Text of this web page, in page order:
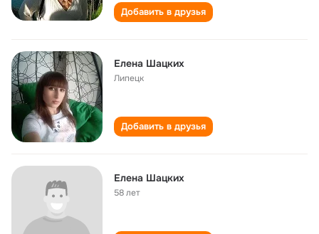
Добавить в друзья
Елена Шацких
Липецк
Добавить в друзья
Елена Шацких
58 лет